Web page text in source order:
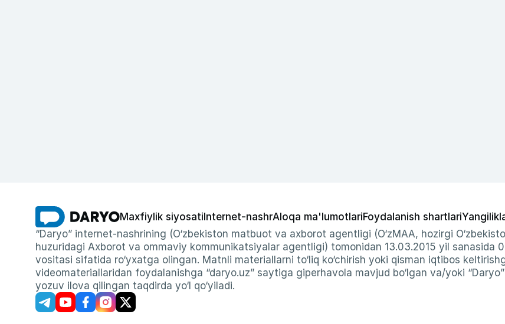
Maxfiylik siyosati Internet-nashrAloqa ma'lumotlariFoydalanish shartlari
“Daryo” internet-nashrining (O‘zbekiston matbuot va axborot agentligi (O‘zMAA, hozirgi
huzuridagi Axborot va ommaviy kommunikatsiyalar agentligi) tomonidan 13.03.2015 yil sanasida
vositasi sifatida ro‘yxatga olingan. Matnli materiallarni to‘liq ko‘chirish yoki qisman iqtibos
videomateriallaridan foydalanishga “daryo.uz” saytiga giperhavola mavjud bo‘lgan va/yoki
yozuv ilova qilingan taqdirda yo‘l qo‘yiladi.